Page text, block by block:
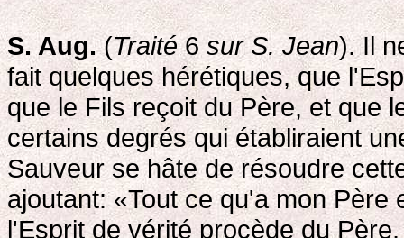
S. Aug.(Traité6 sur S. Jean). Il
fait quelques hérétiques, que
que le Fils reçoit du Père, et que
certains degrés qui établiraient
Sauveur se hâte de résoudre
ajoutant: «Tout ce qu'a mon
l'Esprit de vérité procède du